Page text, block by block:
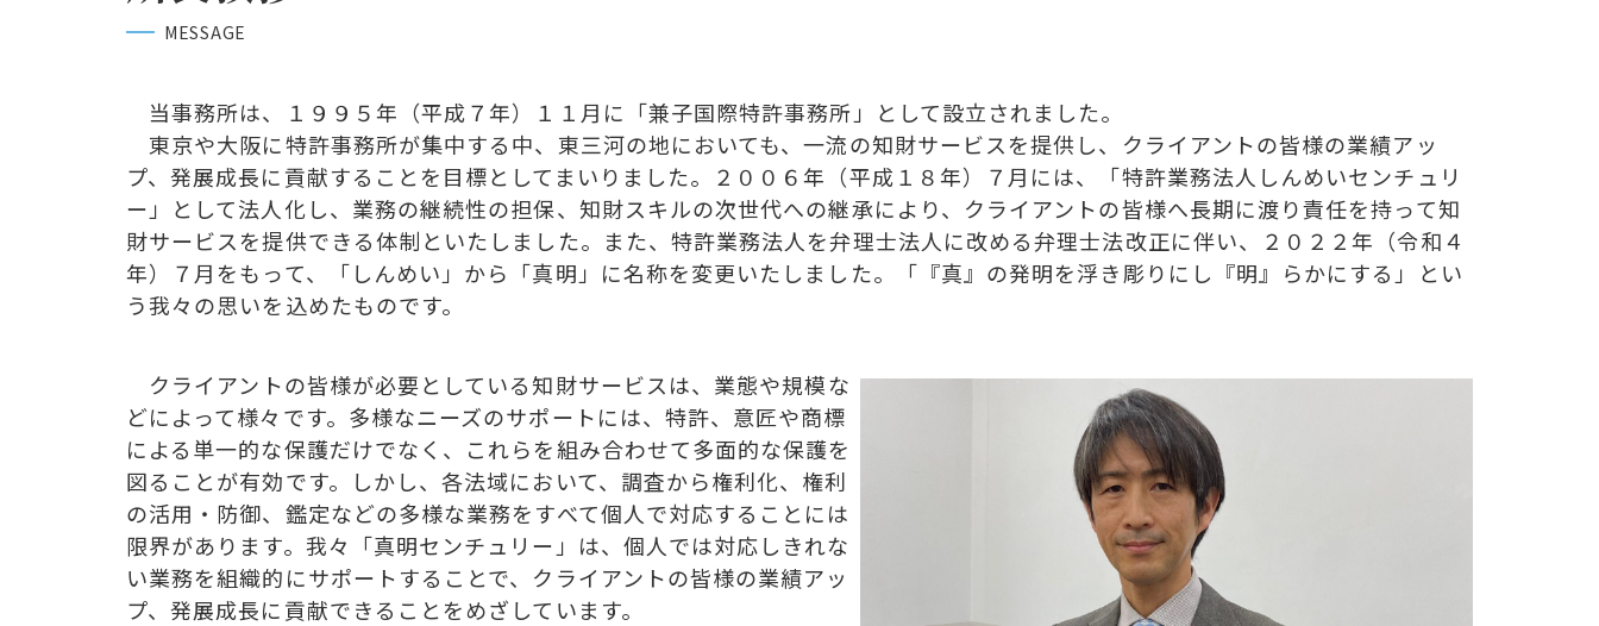
MESSAGE
当事務所は、１９９５年（平成７年）１１月に「兼子国際特許事務所」として設立されました。
東京や大阪に特許事務所が集中する中、東三河の地においても、一流の知財サービスを提供し、クライアントの皆様の業績アッ
プ、発展成長に貢献することを目標としてまいりました。２００６年（平成１８年）７月には、「特許業務法人しんめいセンチュリ
ー」として法人化し、業務の継続性の担保、知財スキルの次世代への継承により、クライアントの皆様へ長期に渡り責任を持って知
財サービスを提供できる体制といたしました。また、特許業務法人を弁理士法人に改める弁理士法改正に伴い、２０２２年（令和４
年）７月をもって、「しんめい」から「真明」に名称を変更いたしました。「『真』の発明を浮き彫りにし『明』らかにする」とい
う我々の思いを込めたものです。
クライアントの皆様が必要としている知財サービスは、業態や規模な
どによって様々です。多様なニーズのサポートには、特許、意匠や商標
による単一的な保護だけでなく、これらを組み合わせて多面的な保護を
図ることが有効です。しかし、各法域において、調査から権利化、権利
の活用・防御、鑑定などの多様な業務をすべて個人で対応することには
限界があります。我々「真明センチュリー」は、個人では対応しきれな
い業務を組織的にサポートすることで、クライアントの皆様の業績アッ
プ、発展成長に貢献できることをめざしています。